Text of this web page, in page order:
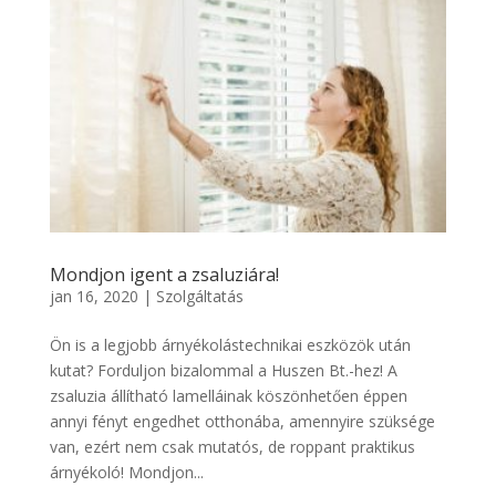
Mondjon igent a zsaluziára!
jan 16, 2020 | Szolgáltatás
Ön is a legjobb árnyékolástechnikai eszközök után
kutat? Forduljon bizalommal a Huszen Bt.-hez! A
zsaluzia állítható lamelláinak köszönhetően éppen
annyi fényt engedhet otthonába, amennyire szüksége
van, ezért nem csak mutatós, de roppant praktikus
árnyékoló! Mondjon...